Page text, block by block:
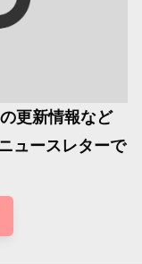
更新情報など
ュースレターで